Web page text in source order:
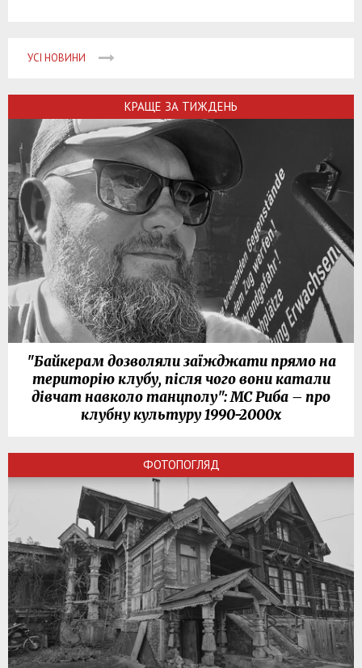
УСІ НОВИНИ
КРАЩЕ ЗА ТИЖДЕНЬ
"Байкерам дозволяли заїжджати прямо на
територію клубу, після чого вони катали
дівчат навколо танцполу": МС Риба – про
клубну культуру 1990-2000х
ФОТОПОГЛЯД